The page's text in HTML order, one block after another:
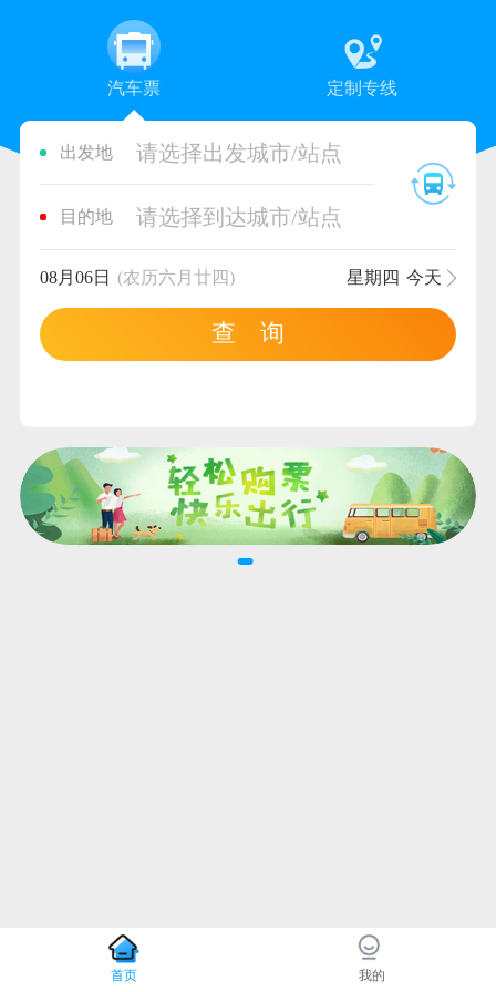
汽车票 定制专线
出发地 请选择出发城市/站点
目的地 请选择到达城市/站点
08月06日 (农历六月廿四) 星期四 今天
查 询
首页 我的